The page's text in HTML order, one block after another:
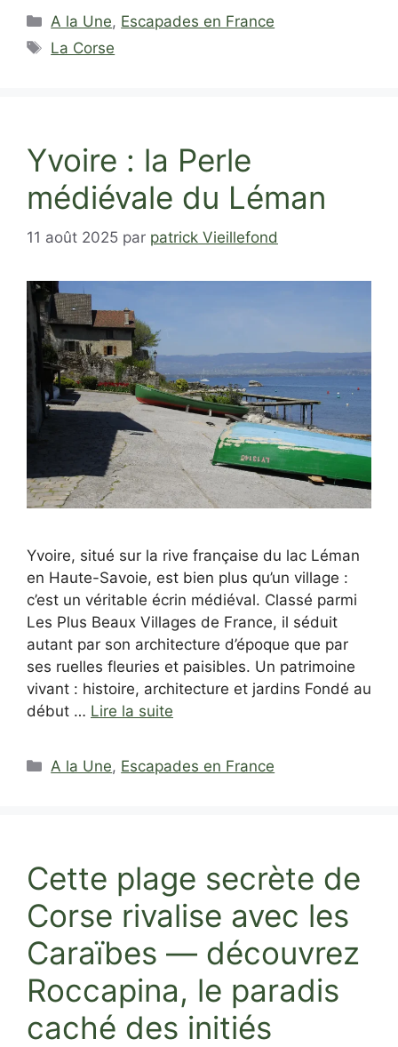
Catégories
A la Une, Escapades en France
Étiquettes
La Corse
Yvoire : la Perle
médiévale du Léman
11 août 2025 par patrick Vieillefond
Yvoire, situé sur la rive française du lac Léman
en Haute-Savoie, est bien plus qu’un village :
c’est un véritable écrin médiéval. Classé parmi
Les Plus Beaux Villages de France, il séduit
autant par son architecture d’époque que par
ses ruelles fleuries et paisibles. Un patrimoine
vivant : histoire, architecture et jardins Fondé au
début … Lire la suite
Catégories
A la Une, Escapades en France
Cette plage secrète de
Corse rivalise avec les
Caraïbes — découvrez
Roccapina, le paradis
caché des initiés